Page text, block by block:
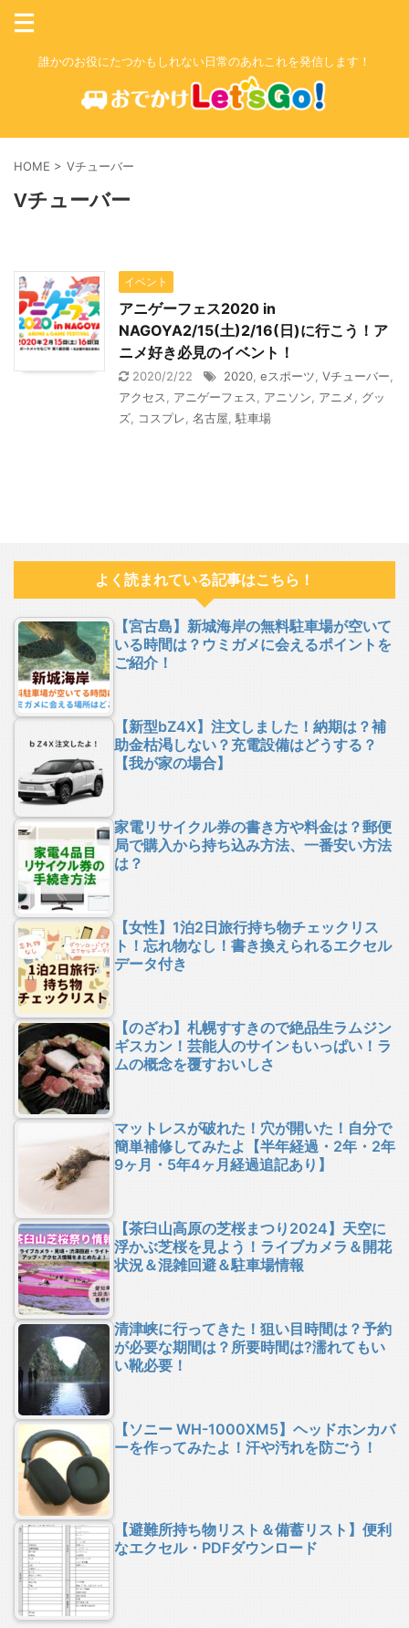
誰かのお役にたつかもしれない日常のあれこれを発信します！
HOME > Vチューバー
Vチューバー
イベント
アニゲーフェス2020 in
NAGOYA2/15(土)2/16(日)に行こう！ア
ニメ好き必見のイベント！
2020/2/22 2020 eスポーツ Vチューバー
アクセス
アニゲーフェス アニソン アニメ
グッ
ズ
コスプレ 名古屋 駐車場
よく読まれている記事はこちら！
【宮古島】新城海岸の無料駐車場が空いて
いる時間は？ウミガメに会えるポイントを
ご紹介！
【新型bZ4X】注文しました！納期は？補
助金枯渇しない？充電設備はどうする？
【我が家の場合】
家電リサイクル券の書き方や料金は？郵便
局で購入から持ち込み方法、一番安い方法
は？
【女性】1泊2日旅行持ち物チェックリス
ト！忘れ物なし！書き換えられるエクセル
データ付き
【のざわ】札幌すすきので絶品生ラムジン
ギスカン！芸能人のサインもいっぱい！ラ
ムの概念を覆すおいしさ
マットレスが破れた！穴が開いた！自分で
簡単補修してみたよ【半年経過・2年・2年
9ヶ月・5年4ヶ月経過追記あり】
【茶臼山高原の芝桜まつり2024】天空に
浮かぶ芝桜を見よう！ライブカメラ＆開花
状況＆混雑回避＆駐車場情報
清津峡に行ってきた！狙い目時間は？予約
が必要な期間は？所要時間は?濡れてもい
い靴必要！
【ソニー WH-1000XM5】ヘッドホンカバ
ーを作ってみたよ！汗や汚れを防ごう！
【避難所持ち物リスト＆備蓄リスト】便利
なエクセル・PDFダウンロード